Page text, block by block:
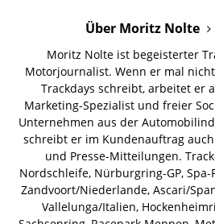
Über Moritz Nolte
Moritz Nolte ist begeisterter
Motorjournalist. Wenn er mal
Trackdays schreibt, arbeitet er
Marketing-Spezialist und freier
Unternehmen aus der
schreibt er im Kundenauftrag
und Presse-Mitteilungen.
Nordschleife, Nürburgring-GP,
Zandvoort/Niederlande, Ascari/
Vallelunga/Italien,